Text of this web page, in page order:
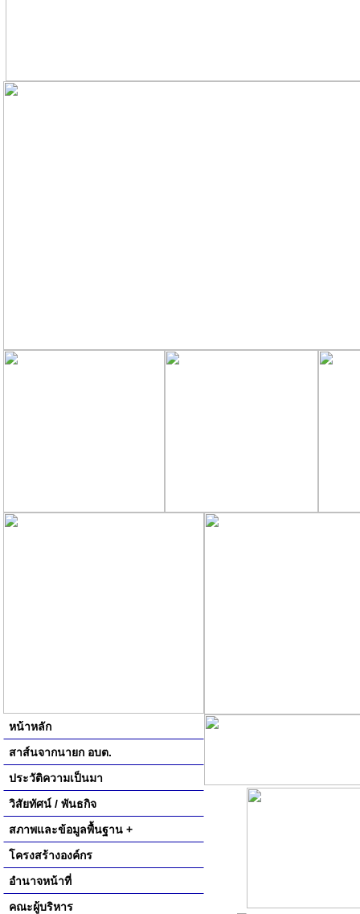
หน้าหลัก
สาส์นจากนายก อบต.
ประวัติความเป็นมา
วิสัยทัศน์ / พันธกิจ
สภาพและข้อมูลพื้นฐาน +
โครงสร้างองค์กร
อำนาจหน้าที่
คณะผู้บริหาร